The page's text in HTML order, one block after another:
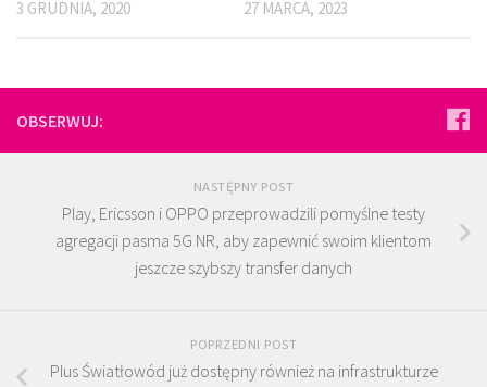
3 GRUDNIA, 2020 27 MARCA, 2023
OBSERWUJ:
NASTĘPNY POST
Play, Ericsson i OPPO przeprowadzili pomyślne testy
agregacji pasma 5G NR, aby zapewnić swoim klientom
jeszcze szybszy transfer danych
POPRZEDNI POST
Plus Światłowód już dostępny również na infrastrukturze